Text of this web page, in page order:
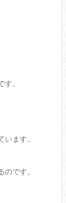
。
ます。
です。